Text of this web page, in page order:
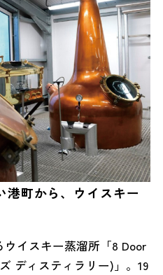
港町から、ウイスキー
イスキー蒸溜所「8 Door
ディスティラリー)」。19